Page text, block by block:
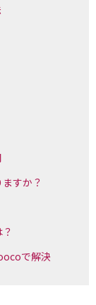
すか？
で解決